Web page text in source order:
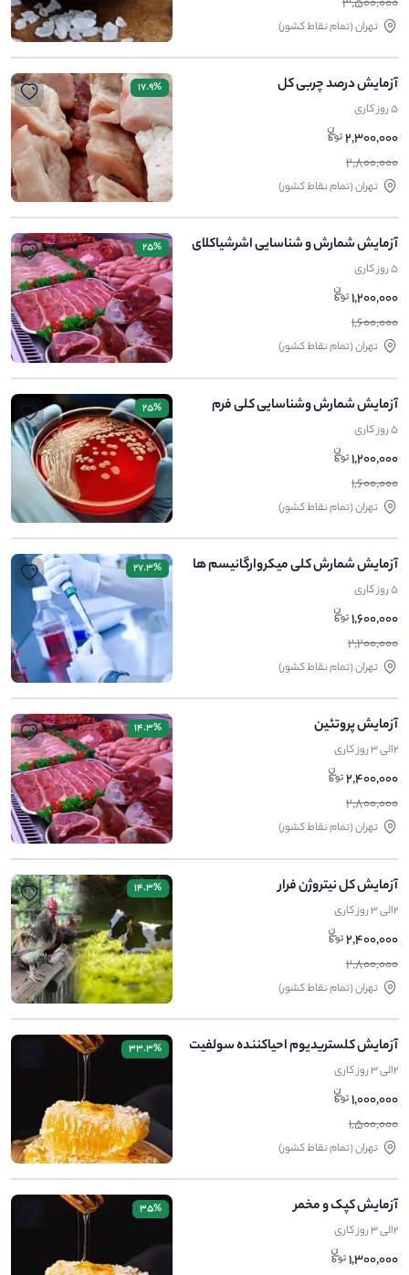
تهران (تمام نقاط کشور)
آزمایش درصد چربی کل
5 روز کاری
2,300,000
2,800,000
تهران (تمام نقاط کشور)
17.9%
آزمایش شمارش و شناسایی اشرشیاکلای
5 روز کاری
1,200,000
1,600,000
تهران (تمام نقاط کشور)
25%
آزمایش شمارش وشناسایی کلی فرم
5 روز کاری
1,200,000
1,600,000
تهران (تمام نقاط کشور)
25%
آزمایش شمارش کلی میکروارگانیسم ها
5 روز کاری
1,600,000
2,200,000
تهران (تمام نقاط کشور)
27.3%
آزمایش پروتئین
2الی 3 روز کاری
2,400,000
2,800,000
تهران (تمام نقاط کشور)
14.3%
آزمایش کل نیتروژن فرار
2الی 3 روز کاری
2,400,000
2,800,000
تهران (تمام نقاط کشور)
14.3%
آزمایش کلستریدیوم احیاکننده سولفیت
2الی 3 روز کاری
1,000,000
1,500,000
تهران (تمام نقاط کشور)
33.3%
آزمایش کپک و مخمر
2الی 3 روز کاری
1,300,000
35%